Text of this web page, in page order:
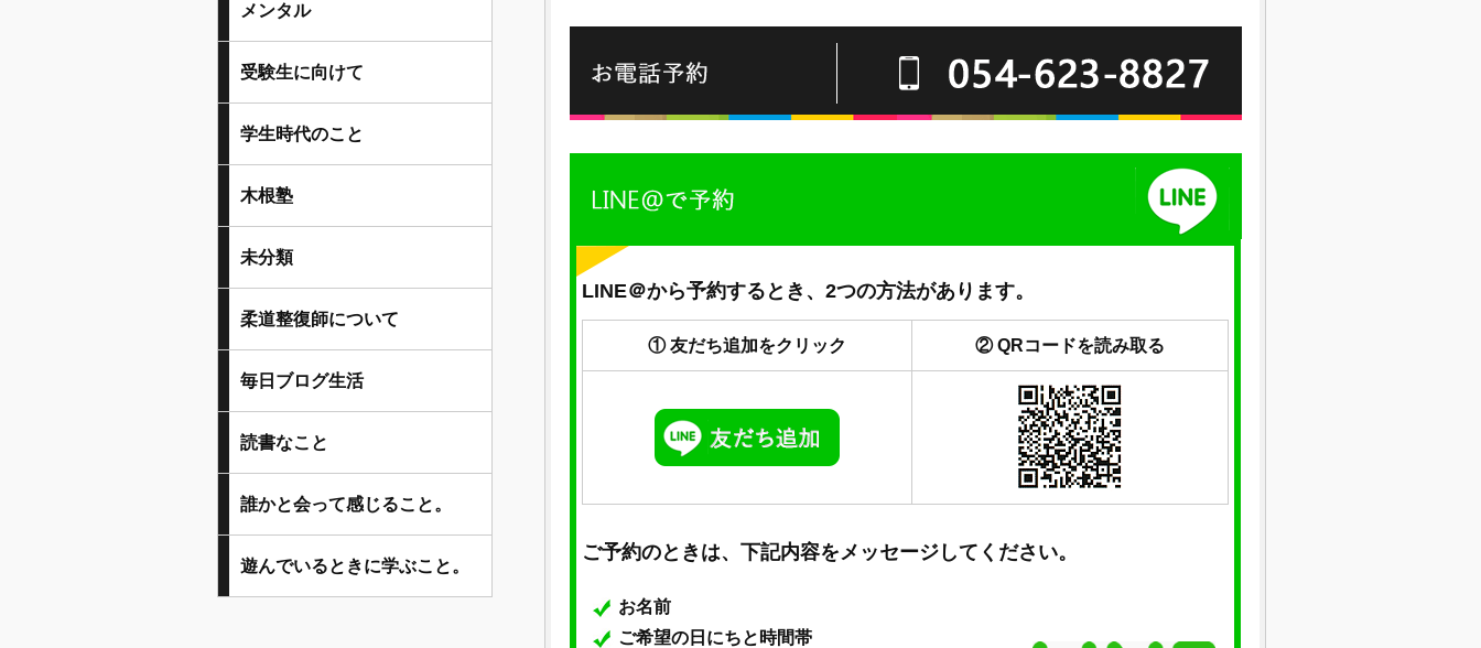
LINE＠から予約するとき、2つの方法があります。
① 友だち追加をクリック ② QRコードを読み取る
ご予約のときは、下記内容をメッセージしてください。
お名前
ご希望の日にちと時間帯
メンタル
受験生に向けて
学生時代のこと
木根塾
未分類
柔道整復師について
毎日ブログ生活
読書なこと
誰かと会って感じること。
遊んでいるときに学ぶこと。